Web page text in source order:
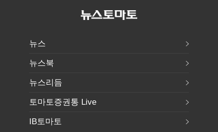
뉴스
뉴스북
뉴스리듬
토마토증권통 Live
IB토마토